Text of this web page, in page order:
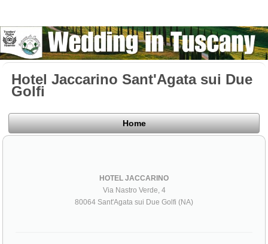
Hotel Jaccarino Sant'Agata sui Due
Golfi
Home
HOTEL JACCARINO
Via Nastro Verde, 4
80064 Sant'Agata sui Due Golfi (NA)